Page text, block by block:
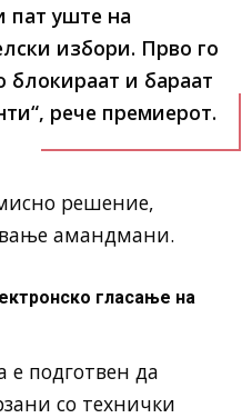
пат уште на
избори. Прво го
блокираат и бараат
рече премиерот.
решение,
амандмани.
гласање на
е подготвен да
со технички